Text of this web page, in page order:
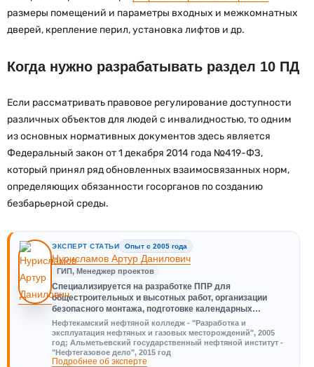
размеры помещений и параметры входных и межкомнатных
дверей, крепление перил, установка лифтов и др.
Когда нужно разрабатывать раздел 10 ПД
Если рассматривать правовое регулирование доступности
различных объектов для людей с инвалидностью, то одним
из основных нормативных документов здесь является
Федеральный закон от 1 декабря 2014 года №419-ФЗ,
который принял ряд обновленных взаимосвязанных норм,
определяющих обязанности госорганов по созданию
безбарьерной среды.
ЭКСПЕРТ СТАТЬИ Опыт с 2005 года
Нурисламов Артур Данилович
ГИП, Менеджер проектов
Специализируется на разработке ППР для
общестроительных и высотных работ, организации
безопасного монтажа, подготовке календарных…
Нефтекамский нефтяной колледж - "Разработка и
эксплуатация нефтяных и газовых месторождений", 2005
год; Альметьевский государственный нефтяной институт -
"Нефтегазовое дело", 2015 год
Подробнее об эксперте